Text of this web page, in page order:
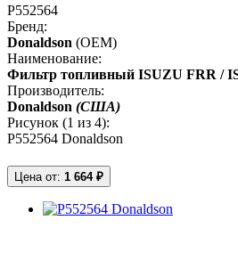
P552564
Бренд:
Donaldson (OEM)
Наименование:
Фильтр топливный ISUZU FRR /
Производитель:
Donaldson (США)
Рисунок (1 из 4):
P552564 Donaldson
Цена от: 1 664 ₽